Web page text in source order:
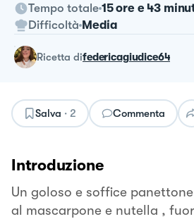
Tempo totale 15 ore e 43
Difficoltà Media
ricetta difedericagiudice64
Salva · 2 Commenta
Introduzione
Un goloso e soffice
al mascarpone e nutella ,